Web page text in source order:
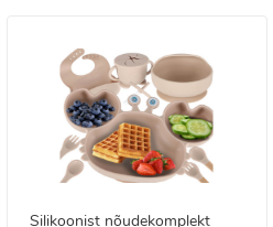
300 LED traadist
valguskardin
kaugjuhtimisega 3x3 m
14.99€
19.99€
Silikoonist nõudekomplekt